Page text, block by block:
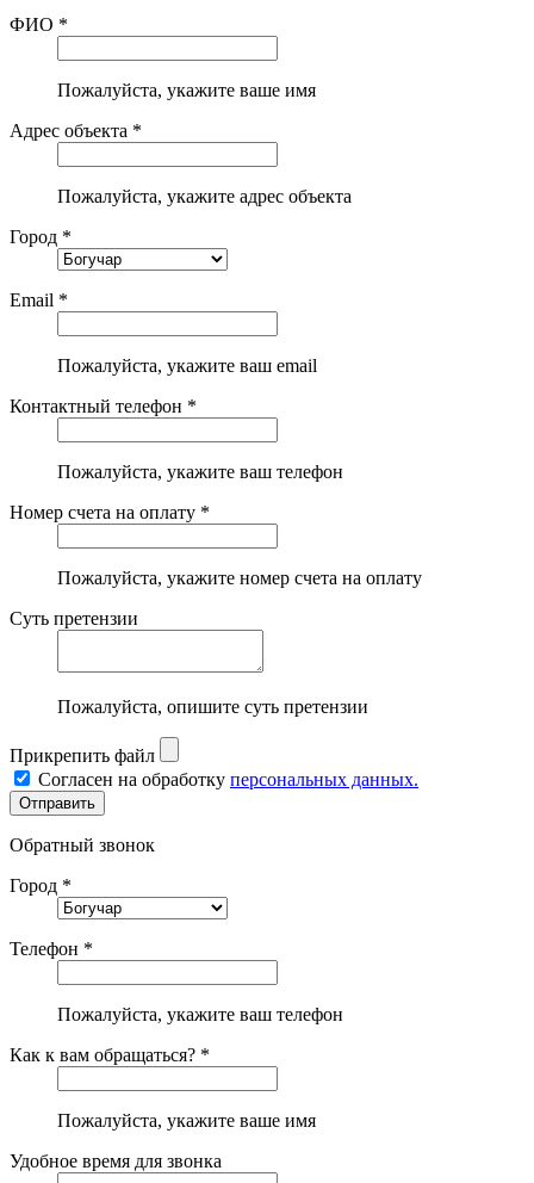
ФИО *
Пожалуйста, укажите ваше имя
Адрес объекта *
Пожалуйста, укажите адрес объекта
Город *
Email *
Пожалуйста, укажите ваш email
Контактный телефон *
Пожалуйста, укажите ваш телефон
Номер счета на оплату *
Пожалуйста, укажите номер счета на оплату
Суть претензии
Пожалуйста, опишите суть претензии
Прикрепить файл
Согласен на обработку персональных данных.
Обратный звонок
Город *
Телефон *
Пожалуйста, укажите ваш телефон
Как к вам обращаться? *
Пожалуйста, укажите ваше имя
Удобное время для звонка